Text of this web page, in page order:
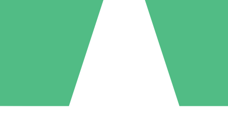
nach Bedarf mit Download-Credits. Keine monatliche Verpflichtung